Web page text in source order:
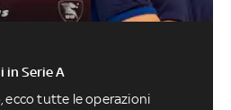
in Serie A
ecco tutte le operazioni